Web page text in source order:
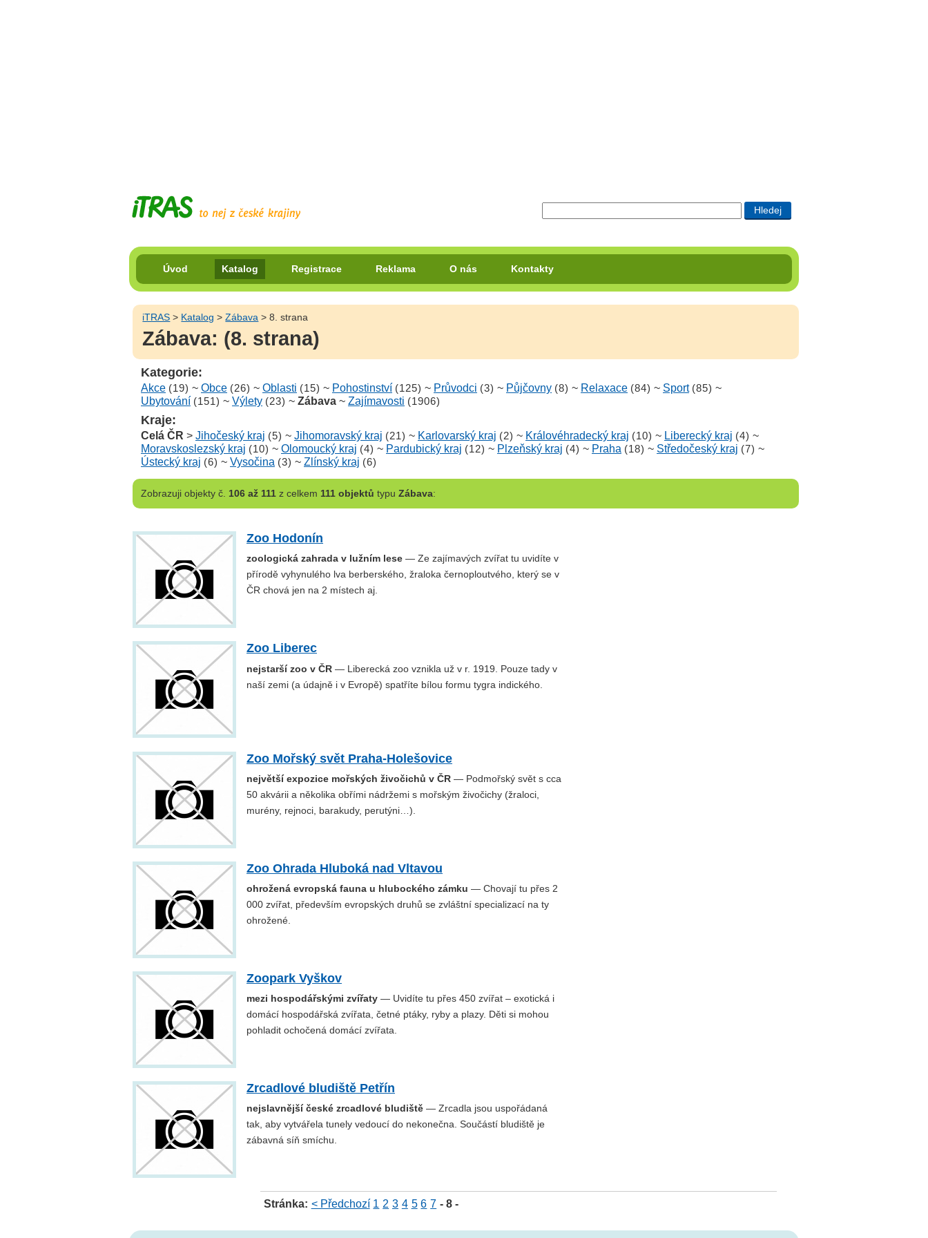
Úvod Katalog Registrace Reklama O nás Kontakty
iTRAS > Katalog >Zábava > 8. strana
Zábava: (8. strana)
Kategorie:
Akce (19) ~ Obce (26) ~ Oblasti (15) ~ Pohostinství (125) ~ Průvodci (3) ~ Půjčovny (8) ~ Relaxace (84) ~ Sport (85) ~
Ubytování (151) ~ Výlety (23) ~ Zábava ~ Zajímavosti (1906)
Kraje:
Celá ČR > Jihočeský kraj (5) ~ Jihomoravský kraj (21) ~ Karlovarský kraj (2) ~ Královéhradecký kraj (10) ~ Liberecký kraj (4) ~
Moravskoslezský kraj (10) ~ Olomoucký kraj (4) ~ Pardubický kraj (12) ~ Plzeňský kraj (4) ~ Praha (18) ~ Středočeský kraj (7) ~
Ústecký kraj (6) ~ Vysočina (3) ~ Zlínský kraj (6)
Zobrazujiobjekty č. 106 až 111z celkem 111 objektů typu Zábava:
Zoo Hodonín
zoologická zahrada v lužním lese — Ze zajímavých zvířat tu uvidíte v
přírodě vyhynulého lva berberského, žraloka černoploutvého, který se v
ČR chová jen na 2 místech aj.
Zoo Liberec
nejstarší zoo v ČR — Liberecká zoo vznikla už v r. 1919. Pouze tady v
naší zemi (a údajně i v Evropě) spatříte bílou formu tygra indického.
Zoo Mořský svět Praha-Holešovice
největší expozice mořských živočichů v ČR — Podmořský svět s cca
50 akvárii a několika obřími nádržemi s mořským živočichy (žraloci,
murény, rejnoci, barakudy, perutýni…).
Zoo Ohrada Hluboká nad Vltavou
ohrožená evropská fauna u hlubockého zámku — Chovají tu přes 2
000 zvířat, především evropských druhů se zvláštní specializací na ty
ohrožené.
Zoopark Vyškov
mezi hospodářskými zvířaty — Uvidíte tu přes 450 zvířat – exotická i
domácí hospodářská zvířata, četné ptáky, ryby a plazy. Děti si mohou
pohladit ochočená domácí zvířata.
Zrcadlové bludiště Petřín
nejslavnější české zrcadlové bludiště — Zrcadla jsou uspořádaná
tak, aby vytvářela tunely vedoucí do nekonečna. Součástí bludiště je
zábavná síň smíchu.
Stránka: < Předchozí 1 2 3 4 5 6 7 - 8 -